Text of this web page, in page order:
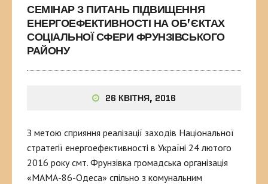
СЕМІНАР З ПИТАНЬ ПІДВИЩЕННЯ
ЕНЕРГОЕФЕКТИВНОСТІ НА ОБ’ЄКТАХ
СОЦІАЛЬНОЇ СФЕРИ ФРУНЗІВСЬКОГО
РАЙОНУ
26 КВІТНЯ, 2016
З метою сприяння реалізації заходів Національної
стратегії енергоефективності в Україні 24 лютого
2016 року смт. Фрунзівка громадська організація
«МАМА-86-Одеса» спільно з комунальним